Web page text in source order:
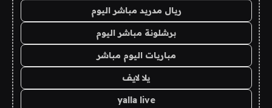
ريال مدريد مباشر اليوم
برشلونة مباشر اليوم
مباريات اليوم مباشر
يلا لايف
yalla live